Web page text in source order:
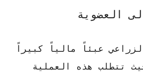
العضوية
عبئاً مالياً كبيراً
تتطلب هذه العملية